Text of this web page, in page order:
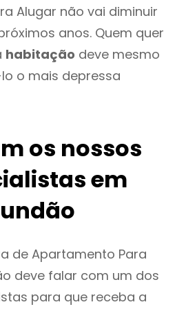
Alugar não vai diminuir
anos. Quem quer
habitação deve mesmo
o mais depressa
os nossos
em
de Apartamento Para
deve falar com um dos
para que receba a